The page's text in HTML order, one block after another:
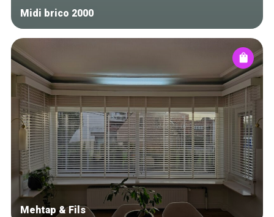
Midi brico 2000
Mehtap & Fils